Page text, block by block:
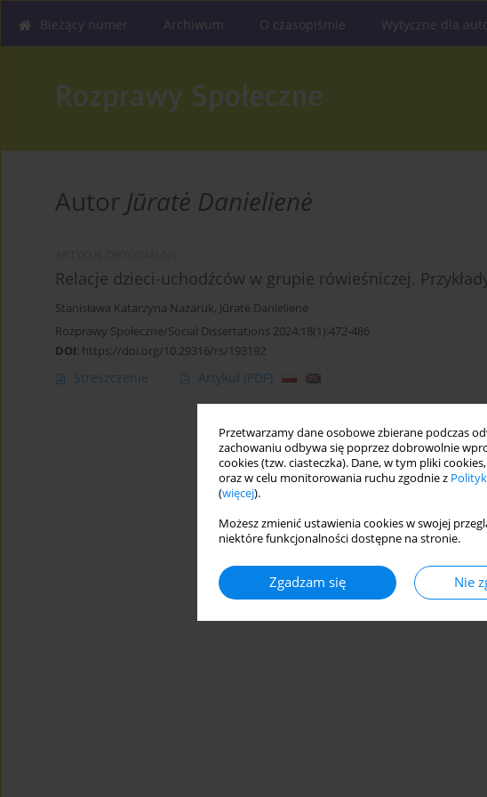
Przetwarzamy dane osobowe zbierane podczas
zachowaniu odbywa się poprzez dobrowolnie
cookies (tzw. ciasteczka). Dane, w tym pliki
oraz w celu monitorowania ruchu zgodnie z
(więcej).
Możesz zmienić ustawienia cookies w swojej
niektóre funkcjonalności dostępne na stronie.
Zgadzam się Nie
Bieżący numer Archiwum O czasopiśmie Wytyczne dla
Autor Jūratė Danielienė
Relacje dzieci-uchodźców w grupie rówieśniczej.
Stanisława Katarzyna Nazaruk, Jūratė Danielienė
Rozprawy Społeczne/Social Dissertations 2024;18(1):472-486
DOI: https://doi.org/10.29316/rs/193192
Streszczenie Artykuł (PDF)